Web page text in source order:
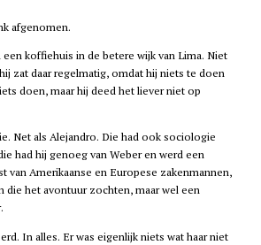
afgenomen.
koffiehuis in de betere wijk van Lima. Niet
zat daar regelmatig, omdat hij niets te doen
doen, maar hij deed het liever niet op
Net als Alejandro. Die had ook sociologie
had hij genoeg van Weber en werd een
van Amerikaanse en Europese zakenmannen,
die het avontuur zochten, maar wel een
In alles. Er was eigenlijk niets wat haar niet